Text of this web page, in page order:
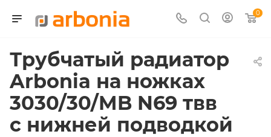
0
Трубчатый радиатор
Arbonia на ножках
3030/30/MB N69 твв
с нижней подводкой